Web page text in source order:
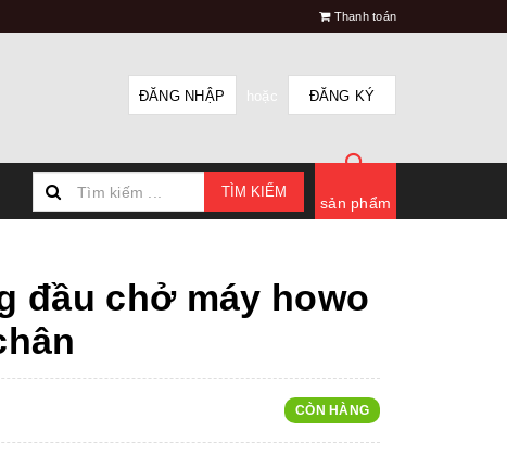
Thanh toán
ĐĂNG NHẬP hoặc ĐĂNG KÝ
TÌM KIẾM
sản phẩm
đầu chở máy howo
CÒN HÀNG